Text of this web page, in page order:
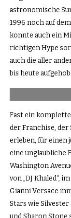
astronomische
1996 noch auf
konnte auch ein
richtigen Hype
auch die aller
bis heute
Fast ein
der Franchise, der
erleben, für einen
eine unglaubliche
Washington
von „DJ Khaled“,
Gianni Versace
Stars wie Silvester